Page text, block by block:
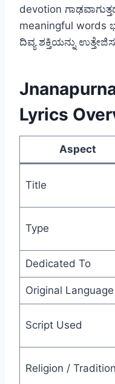
devotion
meaningful words
ದಿವ್ಯ ಶಕ್ತಿಯನ್ನು
Lyrics
Aspect
Title
Type
Dedicated To
Original Language
Script Used
Religion / Tradition